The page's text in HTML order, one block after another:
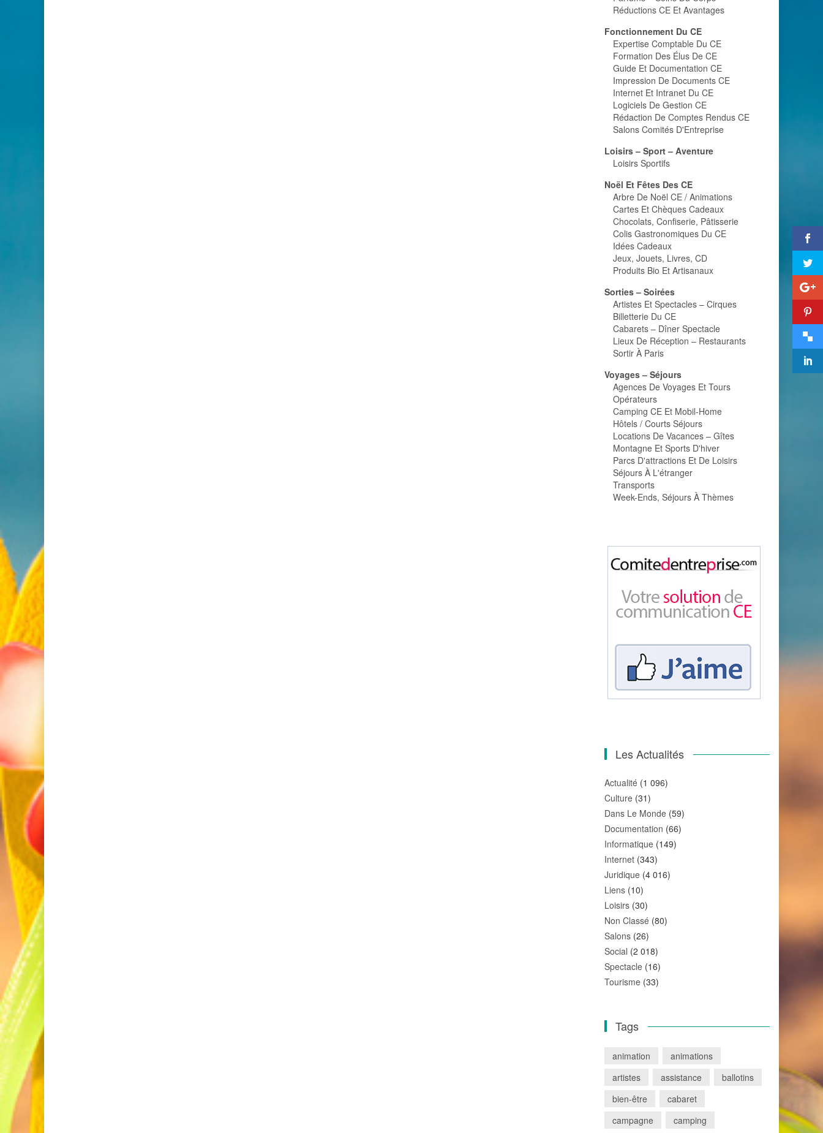
Réductions CE Et Avantages
Fonctionnement Du CE
Expertise Comptable Du CE
Formation Des Élus De CE
Guide Et Documentation CE
Impression De Documents CE
Internet Et Intranet Du CE
Logiciels De Gestion CE
Rédaction De Comptes Rendus CE
Salons Comités D'Entreprise
Loisirs – Sport – Aventure
Loisirs Sportifs
Noël Et Fêtes Des CE
Arbre De Noël CE / Animations
Cartes Et Chèques Cadeaux
Chocolats, Confiserie, Pâtisserie
Colis Gastronomiques Du CE
Idées Cadeaux
Jeux, Jouets, Livres, CD
Produits Bio Et Artisanaux
Sorties – Soirées
Artistes Et Spectacles – Cirques
Billetterie Du CE
Cabarets – Dîner Spectacle
Lieux De Réception – Restaurants
Sortir À Paris
Voyages – Séjours
Agences De Voyages Et Tours
Opérateurs
Camping CE Et Mobil-Home
Hôtels / Courts Séjours
Locations De Vacances – Gîtes
Montagne Et Sports D'hiver
Parcs D'attractions Et De Loisirs
Séjours À L'étranger
Transports
Week-Ends, Séjours À Thèmes
Les Actualités
Actualité (1 096)
Culture (31)
Dans Le Monde (59)
Documentation (66)
Informatique (149)
Internet (343)
Juridique (4 016)
Liens (10)
Loisirs (30)
Non Classé (80)
Salons (26)
Social (2 018)
Spectacle (16)
Tourisme (33)
Tags
animation
animations
artistes
assistance
ballotins
bien-être
cabaret
campagne
camping